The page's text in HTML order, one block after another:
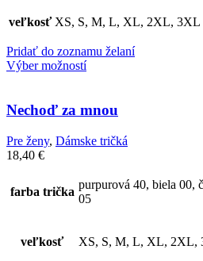
veľkosť XS, S, M, L, XL, 2XL, 3XL
Pridať do zoznamu želaní
Výber možností
Nechoď za mnou
Pre ženy, Dámske tričká
18,40 €
farba trička
purpurová 40, biela 00,
05
veľkosť XS, S, M, L, XL, 2XL,